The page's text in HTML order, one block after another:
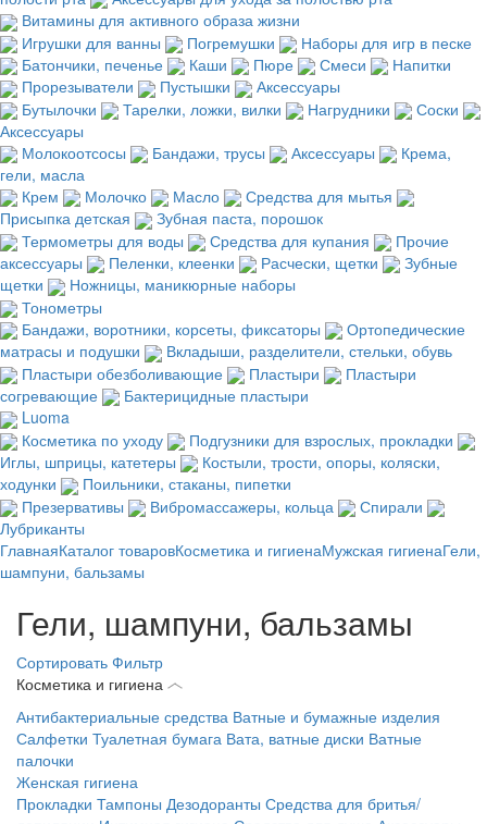
Витамины для активного образа жизни
Игрушки для ванны
Погремушки
Наборы для игр в песке
Батончики, печенье
Каши Пюре Смеси
Напитки
Прорезыватели
Пустышки
Аксессуары
Бутылочки
Тарелки, ложки, вилки Нагрудники
Соски
Аксессуары
Молокоотсосы
Бандажи, трусы Аксессуары
Крема,
гели, масла
Крем
Молочко Масло
Средства для мытья
Присыпка детская
Зубная паста, порошок
Термометры для воды
Средства для купания
Прочие
аксессуары
Пеленки, клеенки Расчески, щетки
Зубные
щетки
Ножницы, маникюрные наборы
Тонометры
Бандажи, воротники, корсеты, фиксаторы
Ортопедические
матрасы и подушки
Вкладыши, разделители, стельки, обувь
Пластыри обезболивающие
Пластыри
Пластыри
согревающие
Бактерицидные пластыри
Luoma
Косметика по уходу
Подгузники для взрослых, прокладки
Иглы, шприцы, катетеры
Костыли, трости, опоры, коляски,
ходунки
Поильники, стаканы, пипетки
Презервативы
Вибромассажеры, кольца
Спирали
Лубриканты
ГлавнаяКаталог товаровКосметика и гигиенаМужская гигиенаГели,
шампуни, бальзамы
Гели, шампуни, бальзамы
Сортировать Фильтр
Косметика и гигиена
Антибактериальные средства Ватные и бумажные изделия
Салфетки Туалетная бумага Вата, ватные диски Ватные
палочки
Женская гигиена
Прокладки Тампоны Дезодоранты Средства для бритья/